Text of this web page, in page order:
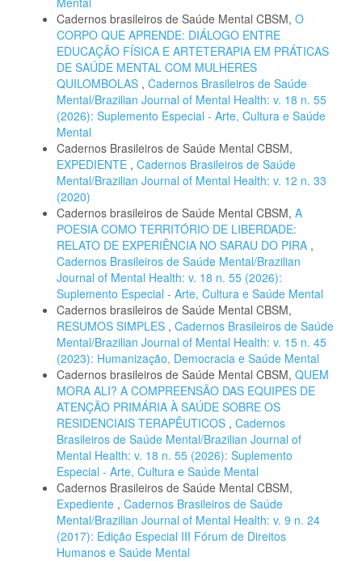
Cadernos brasileiros de Saúde Mental CBSM, O
CORPO QUE APRENDE: DIÁLOGO ENTRE
EDUCAÇÃO FÍSICA E ARTETERAPIA EM PRÁTICAS
DE SAÚDE MENTAL COM MULHERES
QUILOMBOLAS , Cadernos Brasileiros de Saúde
Mental/Brazilian Journal of Mental Health: v. 18 n. 55
(2026): Suplemento Especial - Arte, Cultura e Saúde
Mental
Cadernos Brasileiros de Saúde Mental CBSM,
EXPEDIENTE , Cadernos Brasileiros de Saúde
Mental/Brazilian Journal of Mental Health: v. 12 n. 33
(2020)
Cadernos brasileiros de Saúde Mental CBSM, A
POESIA COMO TERRITÓRIO DE LIBERDADE:
RELATO DE EXPERIÊNCIA NO SARAU DO PIRA ,
Cadernos Brasileiros de Saúde Mental/Brazilian
Journal of Mental Health: v. 18 n. 55 (2026):
Suplemento Especial - Arte, Cultura e Saúde Mental
Cadernos brasileiros de Saúde Mental CBSM,
RESUMOS SIMPLES , Cadernos Brasileiros de Saúde
Mental/Brazilian Journal of Mental Health: v. 15 n. 45
(2023): Humanização, Democracia e Saúde Mental
Cadernos brasileiros de Saúde Mental CBSM, QUEM
MORA ALI? A COMPREENSÃO DAS EQUIPES DE
ATENÇÃO PRIMÁRIA À SAÚDE SOBRE OS
RESIDENCIAIS TERAPÊUTICOS , Cadernos
Brasileiros de Saúde Mental/Brazilian Journal of
Mental Health: v. 18 n. 55 (2026): Suplemento
Especial - Arte, Cultura e Saúde Mental
Cadernos Brasileiros de Saúde Mental CBSM,
Expediente , Cadernos Brasileiros de Saúde
Mental/Brazilian Journal of Mental Health: v. 9 n. 24
(2017): Edição Especial III Fórum de Direitos
Humanos e Saúde Mental